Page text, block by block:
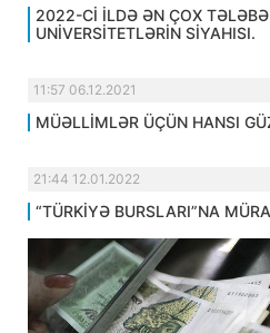
2022-Cİ İLDƏ ƏN ÇOX
UNİVERSİTETLƏRİN SİYAHISI.
11:57 06.12.2021
MÜƏLLİMLƏR ÜÇÜN HANSI
21:44 12.01.2022
“TÜRKİYƏ BURSLARI”NA